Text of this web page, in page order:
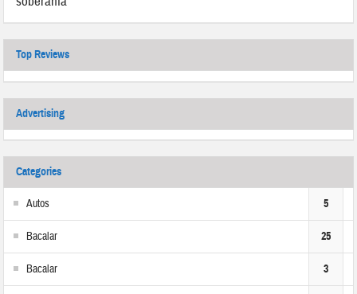
Top Reviews
Advertising
Categories
Autos 5
Bacalar 25
Bacalar 3